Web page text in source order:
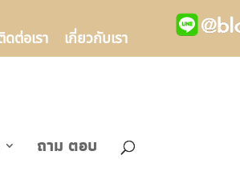
ดต่อเรา
เกี่ยวกับเรา
ถาม ตอบ